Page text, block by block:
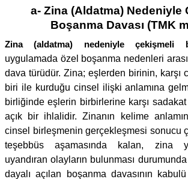
a- Zina (Aldatma) Nedeniyle
Boşanma Davası (TMK
Zina (aldatma) nedeniyle çekişmeli
uygulamada özel boşanma nedenleri
dava türüdür. Zina; eşlerden birinin, karşı
biri ile kurduğu cinsel ilişki anlamına
birliğinde eşlerin birbirlerine karşı
açık bir ihlalidir. Zinanın kelime
cinsel birleşmenin gerçekleşmesi sonucu
teşebbüs aşamasında kalan, zina
uyandıran olayların bulunması
dayalı açılan boşanma davasının